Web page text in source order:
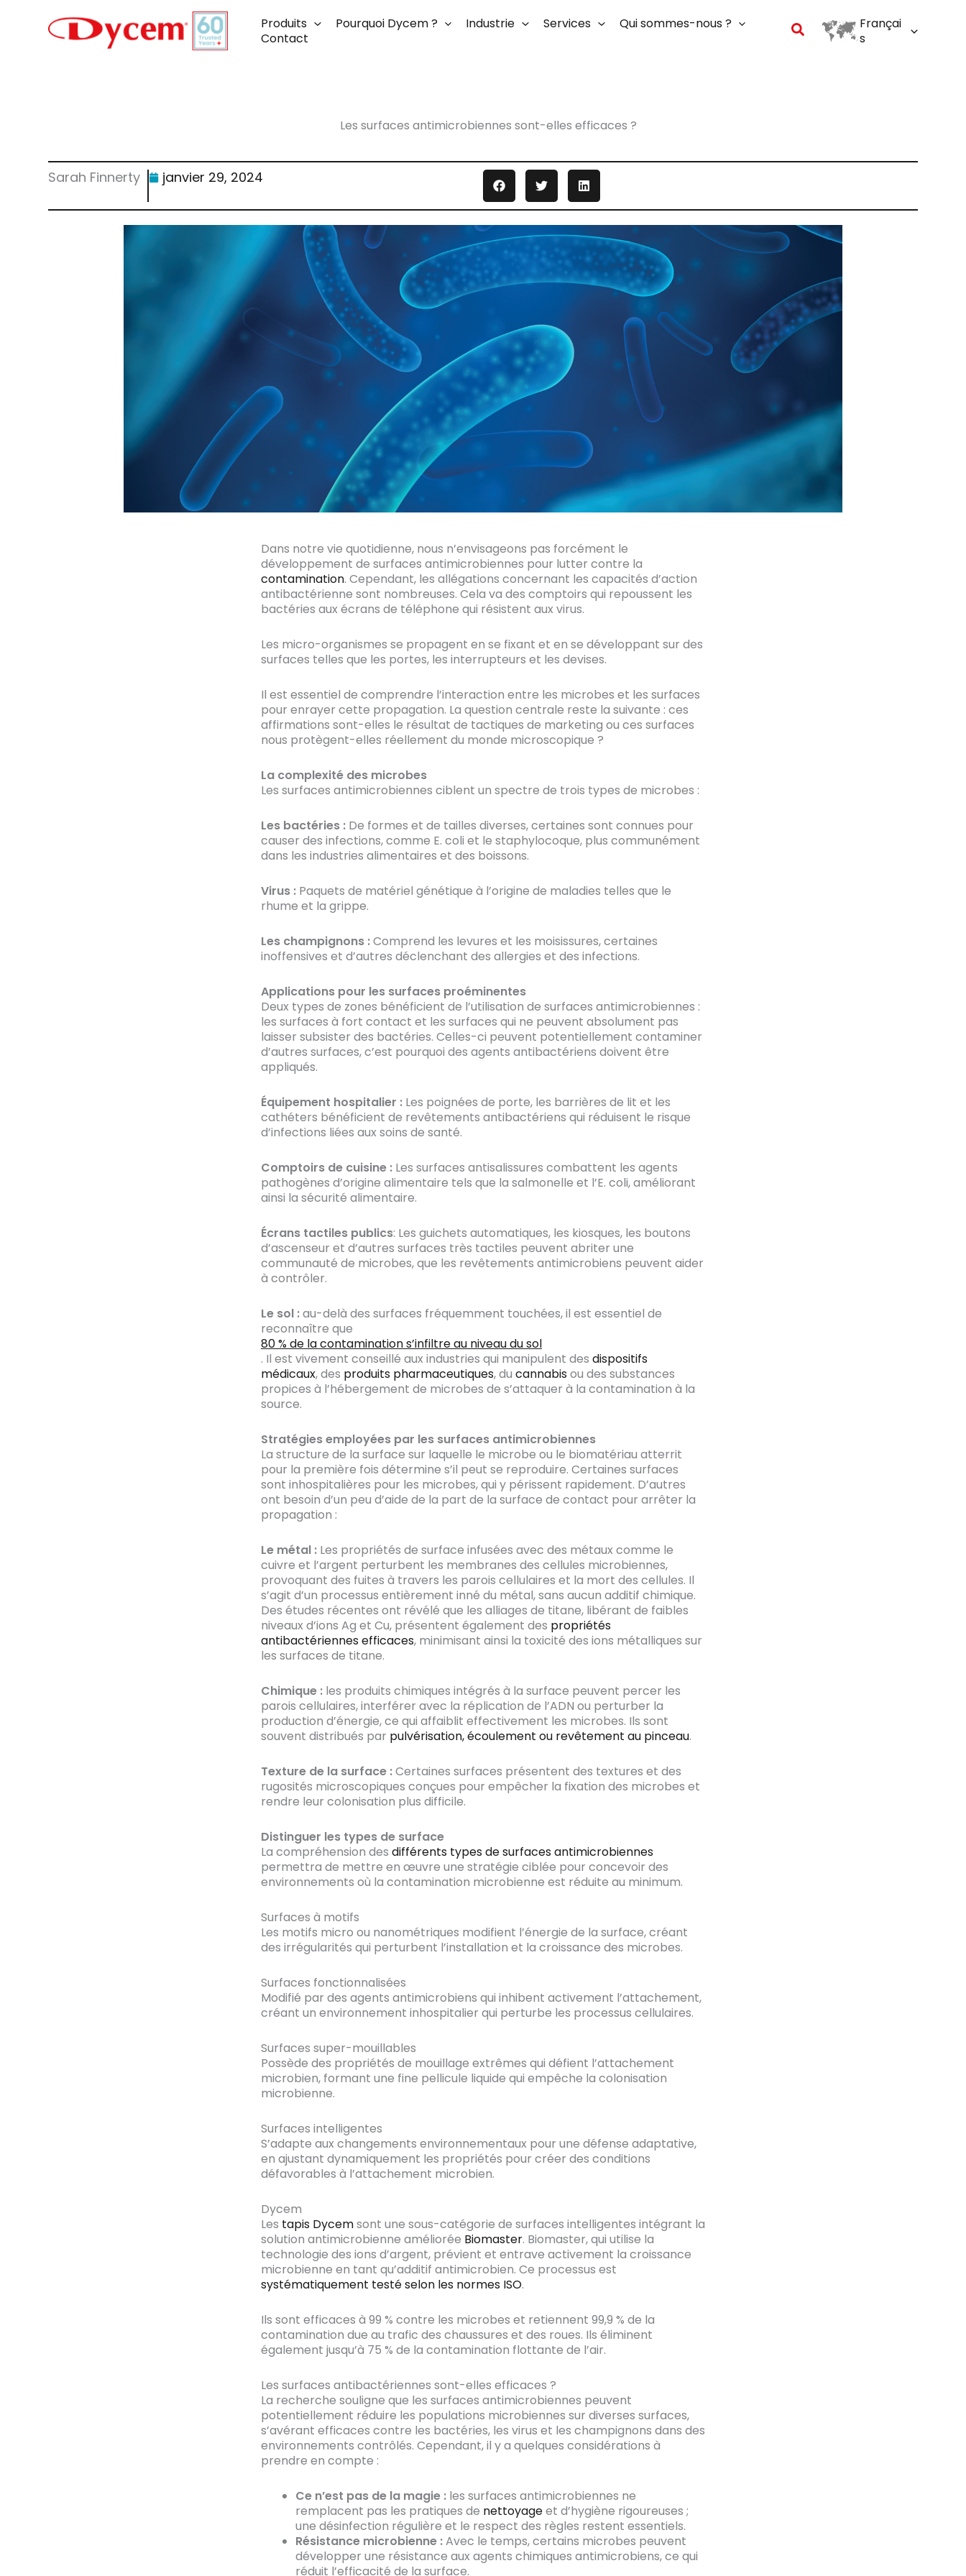
Produits Pourquoi Dycem ? Industrie Services
Qui sommes-nous ?
Contact
RechercherFrançai
s
Les surfaces antimicrobiennes sont-elles efficaces ?
Sarah Finnerty janvier 29, 2024
Dans notre vie quotidienne, nous n’envisageons pas forcément le
développement de surfaces antimicrobiennes pour lutter contre la
contamination. Cependant, les allégations concernant les capacités d’action
antibactérienne sont nombreuses. Cela va des comptoirs qui repoussent les
bactéries aux écrans de téléphone qui résistent aux virus.
Les micro-organismes se propagent en se fixant et en se développant sur des
surfaces telles que les portes, les interrupteurs et les devises.
Il est essentiel de comprendre l’interaction entre les microbes et les surfaces
pour enrayer cette propagation. La question centrale reste la suivante : ces
affirmations sont-elles le résultat de tactiques de marketing ou ces surfaces
nous protègent-elles réellement du monde microscopique ?
La complexité des microbes
Les surfaces antimicrobiennes ciblent un spectre de trois types de microbes :
Les bactéries :De formes et de tailles diverses, certaines sont connues pour
causer des infections, comme E. coli et le staphylocoque, plus communément
dans les industries alimentaires et des boissons.
Virus :Paquets de matériel génétique à l’origine de maladies telles que le
rhume et la grippe.
Les champignons :Comprend les levures et les moisissures, certaines
inoffensives et d’autres déclenchant des allergies et des infections.
Applications pour les surfaces proéminentes
Deux types de zones bénéficient de l’utilisation de surfaces antimicrobiennes :
les surfaces à fort contact et les surfaces qui ne peuvent absolument pas
laisser subsister des bactéries. Celles-ci peuvent potentiellement contaminer
d’autres surfaces, c’est pourquoi des agents antibactériens doivent être
appliqués.
Équipement hospitalier :Les poignées de porte, les barrières de lit et les
cathéters bénéficient de revêtements antibactériens qui réduisent le risque
d’infections liées aux soins de santé.
Comptoirs de cuisine : Les surfaces antisalissures combattent les agents
pathogènes d’origine alimentaire tels que la salmonelle et l’E. coli, améliorant
ainsi la sécurité alimentaire.
Écrans tactiles publics: Les guichets automatiques, les kiosques, les boutons
d’ascenseur et d’autres surfaces très tactiles peuvent abriter une
communauté de microbes, que les revêtements antimicrobiens peuvent aider
à contrôler.
Le sol :au-delà des surfaces fréquemment touchées, il est essentiel de
reconnaître que
80 % de la contamination s’infiltre au niveau du sol
. Il est vivement conseillé aux industries qui manipulent des dispositifs
médicaux, des produits pharmaceutiques, du cannabisou des substances
propices à l’hébergement de microbes de s’attaquer à la contamination à la
source.
Stratégies employées par les surfaces antimicrobiennes
La structure de la surface sur laquelle le microbe ou le biomatériau atterrit
pour la première fois détermine s’il peut se reproduire. Certaines surfaces
sont inhospitalières pour les microbes, qui y périssent rapidement. D’autres
ont besoin d’un peu d’aide de la part de la surface de contact pour arrêter la
propagation :
Le métal :Les propriétés de surface infusées avec des métaux comme le
cuivre et l’argent perturbent les membranes des cellules microbiennes,
provoquant des fuites à travers les parois cellulaires et la mort des cellules. Il
s’agit d’un processus entièrement inné du métal, sans aucun additif chimique.
Des études récentes ont révélé que les alliages de titane, libérant de faibles
niveaux d’ions Ag et Cu, présentent également des propriétés
antibactériennes efficaces, minimisant ainsi la toxicité des ions métalliques sur
les surfaces de titane.
Chimique :les produits chimiques intégrés à la surface peuvent percer les
parois cellulaires, interférer avec la réplication de l’ADN ou perturber la
production d’énergie, ce qui affaiblit effectivement les microbes. Ils sont
souvent distribués par pulvérisation, écoulement ou revêtement au pinceau.
Texture de la surface :Certaines surfaces présentent des textures et des
rugosités microscopiques conçues pour empêcher la fixation des microbes et
rendre leur colonisation plus difficile.
Distinguer les types de surface
La compréhension des différents types de surfaces antimicrobiennes
permettra de mettre en œuvre une stratégie ciblée pour concevoir des
environnements où la contamination microbienne est réduite au minimum.
Surfaces à motifs
Les motifs micro ou nanométriques modifient l’énergie de la surface, créant
des irrégularités qui perturbent l’installation et la croissance des microbes.
Surfaces fonctionnalisées
Modifié par des agents antimicrobiens qui inhibent activement l’attachement,
créant un environnement inhospitalier qui perturbe les processus cellulaires.
Surfaces super-mouillables
Possède des propriétés de mouillage extrêmes qui défient l’attachement
microbien, formant une fine pellicule liquide qui empêche la colonisation
microbienne.
Surfaces intelligentes
S’adapte aux changements environnementaux pour une défense adaptative,
en ajustant dynamiquement les propriétés pour créer des conditions
défavorables à l’attachement microbien.
Dycem
Les tapis Dycemsont une sous-catégorie de surfaces intelligentes intégrant la
solution antimicrobienne améliorée Biomaster. Biomaster, qui utilise la
technologie des ions d’argent, prévient et entrave activement la croissance
microbienne en tant qu’additif antimicrobien. Ce processus est
systématiquement testé selon les normes ISO.
Ils sont efficaces à 99 % contre les microbes et retiennent 99,9 % de la
contamination due au trafic des chaussures et des roues. Ils éliminent
également jusqu’à 75 % de la contamination flottante de l’air.
Les surfaces antibactériennes sont-elles efficaces ?
La recherche souligne que les surfaces antimicrobiennes peuvent
potentiellement réduire les populations microbiennes sur diverses surfaces,
s’avérant efficaces contre les bactéries, les virus et les champignons dans des
environnements contrôlés. Cependant, il y a quelques considérations à
prendre en compte :
Ce n’est pas de la magie :les surfaces antimicrobiennes ne
remplacent pas les pratiques de nettoyageet d’hygiène rigoureuses ;
une désinfection régulière et le respect des règles restent essentiels.
Résistance microbienne :Avec le temps, certains microbes peuvent
développer une résistance aux agents chimiques antimicrobiens, ce qui
réduit l’efficacité de la surface.